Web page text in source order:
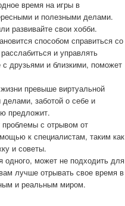
время на игры в
и полезными делами.
развивайте свои хобби.
способом справиться со
и управлять
друзьями и близкими, поможет
превыше виртуальной
заботой о себе и
предложит.
с отрывом от
к специалистам, таким как
и советы.
одного, может не подходить для
лучше отрывать свое время в
и реальным миром.